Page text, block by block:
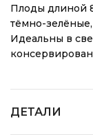
Плоды длиной
тёмно-
Идеальны в
ДЕТАЛИ